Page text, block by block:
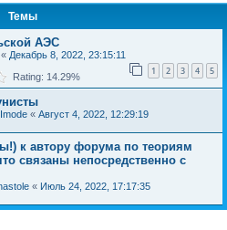
Темы
АЭС
« Декабрь 8, 2022, 23:15:11
1 2 3 4 5
Rating: 14.29%
« Август 4, 2022, 12:29:19
к автору форума по теориям
связаны непосредственно с
« Июль 24, 2022, 17:17:35